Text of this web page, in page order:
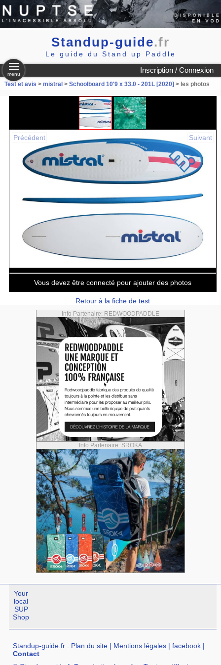
Standup-guide.fr
Le guide du Stand up Paddle
Inscription / Connexion
menu
Test et avis > mistral > Schoolboard 10'9 x 33.0 - 201L [2020] > les photos
Précédent Suivant
Vous devez être connecté pour ajouter des photos
Retour à la fiche de test
Info Partenaire: REDWOODPADDLE
Info Partenaire: SROKA
Your
local
SUP
Shop
Standup-guide.fr : Plan du site | Mentions légales |facebook |
Contact